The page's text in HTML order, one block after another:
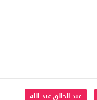
عبد الخالق عبد الله